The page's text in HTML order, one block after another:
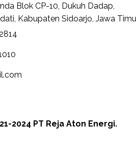
Blok CP-10, Dukuh Dadap,
Kabupaten Sidoarjo, Jawa
2024 PT Reja Aton Energi.